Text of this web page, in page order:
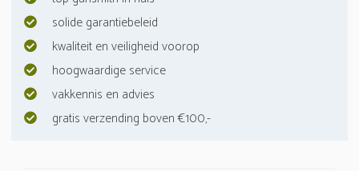
solide garantiebeleid
kwaliteit en veiligheid voorop
hoogwaardige service
vakkennis en advies
gratis verzending boven €100,-